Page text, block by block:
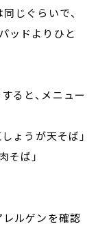
じぐらいで、
ッドよりひと
ると、メニュー
ょうが天そば」
そば」
レルゲンを確認